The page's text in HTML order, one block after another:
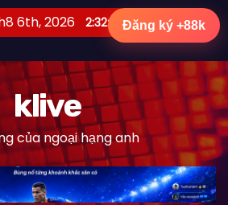
6th, 2026 2:33:00 PM
klive
của ngoại hạng anh
Đăng ký +88k